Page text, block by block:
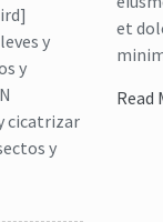
y
y
cicatrizar
y
et
Read